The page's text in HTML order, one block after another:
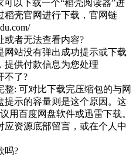
可以下载一个“稻壳阅读器”进
稻壳官网进行下载，官网链
或者无法查看内容?
网站没有弹出成功提示或下载
提供付款信息为您处理
不了?
: 可对比下载完压缩包的与网
提示的容量则是这个原因。这
用百度网盘软件或迅雷下载。
应资源底部留言，或在个人中
吗?